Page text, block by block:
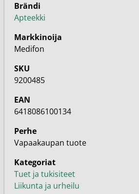
Brändi
Apteekki
Markkinoija
Medifon
SKU
9200485
EAN
6418086100134
Perhe
Vapaakaupan tuote
Kategoriat
Tuet ja tukisiteet
Liikunta ja urheilu